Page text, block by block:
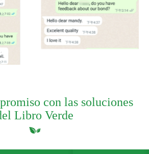
con las soluciones
Libro Verde